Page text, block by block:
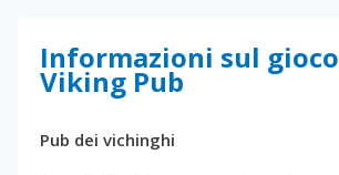
Informazioni sul gioco
Viking Pub
Pub dei vichinghi